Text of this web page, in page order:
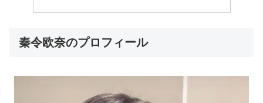
秦令欧奈のプロフィール